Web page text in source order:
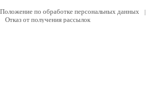
Положение по обработке персональных данных
|
Отказ от получения рассылок